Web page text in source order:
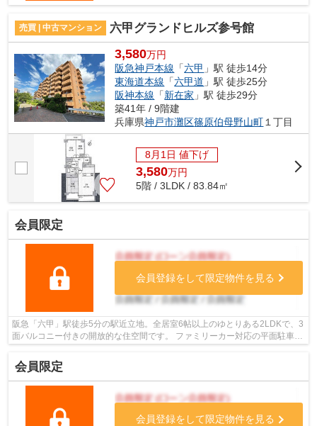
売買 | 中古マンション 六甲グランドヒルズ参号館
3,580万円
阪急神戸本線 「六甲 」駅 徒歩14分
東海道本線 「六甲道 」駅 徒歩25分
阪神本線 「新在家 」駅 徒歩29分
築41年 / 9階建
兵庫県神戸市灘区篠原伯母野山町 １丁目
8月1日 値下げ
3,580万円
5階 / 3LDK / 83.84㎡
会員限定
会員登録をして限定物件を見る
阪急「六甲」駅徒歩5分の駅近立地。全居室6帖以上のゆとりある2LDKで、3
面バルコニー付きの開放的な住空間です。 ファミリーカー対応の平面駐車場
会員限定
会員登録をして限定物件を見る